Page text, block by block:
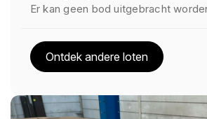
Er kan geen bod uitgebracht
Ontdek andere loten